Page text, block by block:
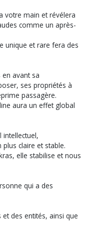
votre main et révélera
comme un après-
unique et rare fera des
avant sa
ses propriétés à
passagère.
aura un effet global
intellectuel,
claire et stable.
elle stabilise et nous
qui a des
et des entités, ainsi que